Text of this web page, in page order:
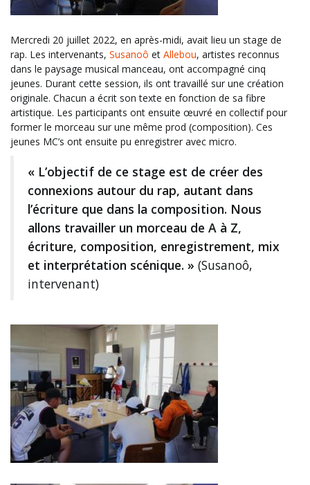
Mercredi 20 juillet 2022, en après-midi, avait lieu un stage de
rap. Les intervenants, Susanoô et Allebou, artistes reconnus
dans le paysage musical manceau, ont accompagné cinq
jeunes. Durant cette session, ils ont travaillé sur une création
originale. Chacun a écrit son texte en fonction de sa fibre
artistique. Les participants ont ensuite œuvré en collectif pour
former le morceau sur une même prod (composition). Ces
jeunes MC’s ont ensuite pu enregistrer avec micro.
« L’objectif de ce stage est de créer des
connexions autour du rap, autant dans
l’écriture que dans la composition. Nous
allons travailler un morceau de A à Z,
écriture, composition, enregistrement, mix
et interprétation scénique. » (Susanoô,
intervenant)